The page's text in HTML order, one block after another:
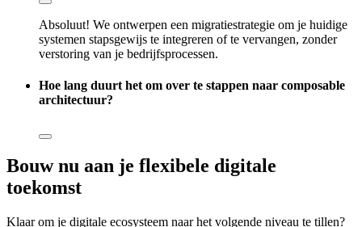
Absoluut! We ontwerpen een migratiestrategie om je huidige
systemen stapsgewijs te integreren of te vervangen, zonder
verstoring van je bedrijfsprocessen.
Hoe lang duurt het om over te stappen naar composable
architectuur?
Bouw nu aan je flexibele digitale
toekomst
Klaar om je digitale ecosysteem naar het volgende niveau te tillen?